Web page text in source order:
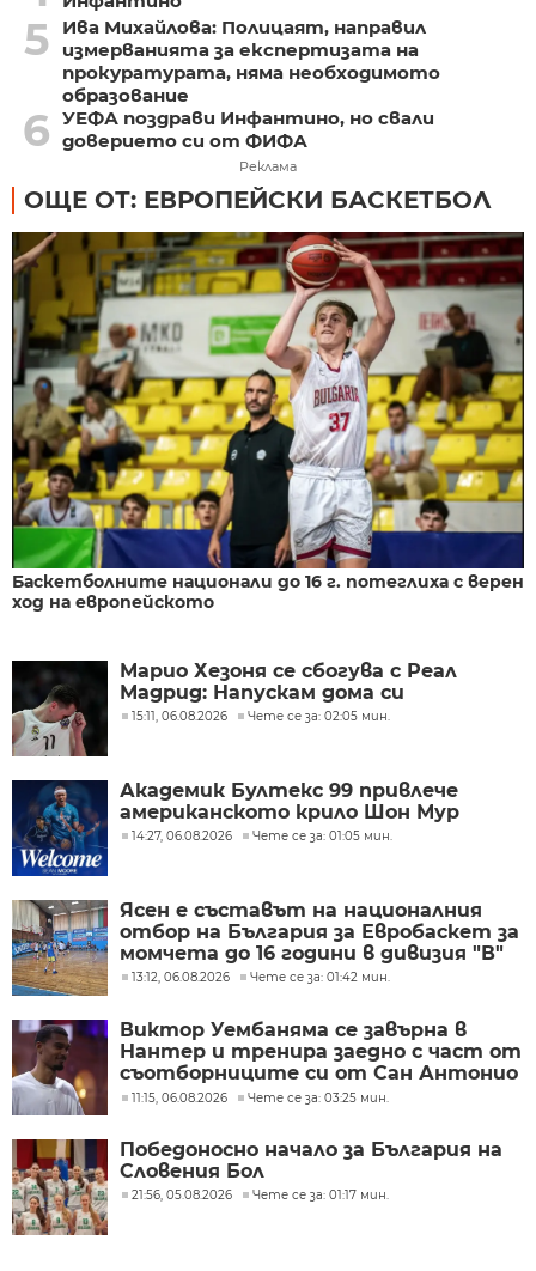
5
Ива Михайлова: Полицаят, направил
измерванията за експертизата на
прокуратурата, няма необходимото
образование
6 УЕФА поздрави Инфантино, но свали
доверието си от ФИФА
Реклама
ОЩЕ ОТ: ЕВРОПЕЙСКИ БАСКЕТБОЛ
Баскетболните национали до 16 г. потеглиха с верен
ход на европейското
Марио Хезоня се сбогува с Реал
Мадрид: Напускам дома си
15:11, 06.08.2026 Чете се за: 02:05 мин.
Академик Бултекс 99 привлече
американското крило Шон Мур
14:27, 06.08.2026 Чете се за: 01:05 мин.
Ясен е съставът на националния
отбор на България за Евробаскет за
момчета до 16 години в дивизия "В"
13:12, 06.08.2026 Чете се за: 01:42 мин.
Виктор Уембаняма се завърна в
Нантер и тренира заедно с част от
съотборниците си от Сан Антонио
Спърс
11:15, 06.08.2026 Чете се за: 03:25 мин.
Победоносно начало за България на
Словения Бол
21:56, 05.08.2026 Чете се за: 01:17 мин.